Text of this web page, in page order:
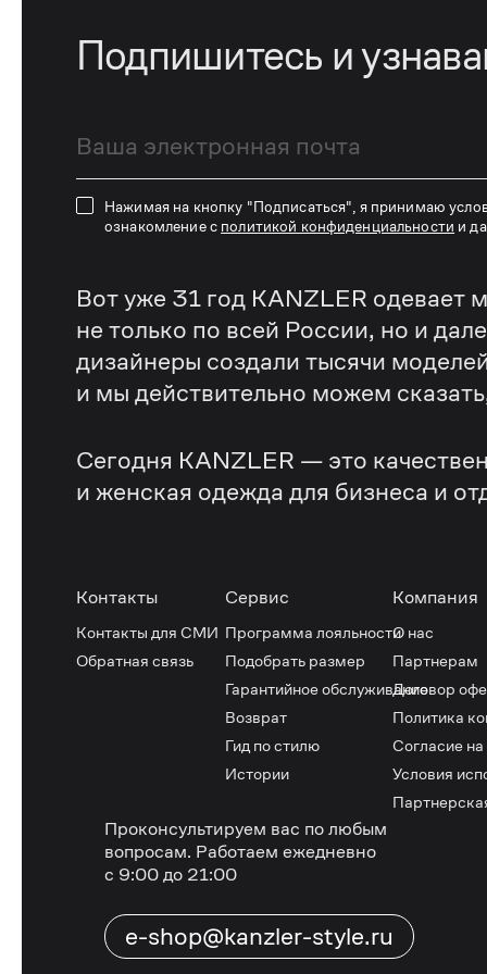
Подпишитесь и
Нажимая на кнопку "Подписаться", я принимаю
ознакомление с политикой конфиденциальности и
Вот уже 31 год KANZLER одевает
не только по всей России, но и
дизайнеры создали тысячи
и мы действительно можем
Сегодня KANZLER — это
и женская одежда для бизнеса и
Контакты
Контакты для СМИ
Обратная связь
Сервис
Программа лояльности
Подобрать размер
Гарантийное обслуживание
Возврат
Гид по стилю
Истории
Компания
О нас
Партнерам
Договор
Политика
Согласие
Условия
Проконсультируем вас по любым
вопросам. Работаем ежедневно
с 9:00 до 21:00
e-shop@kanzler-style.ru